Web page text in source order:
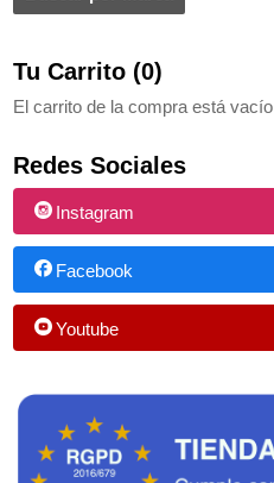
Tu Carrito (0)
El carrito de la compra está vacío
Redes Sociales
Instagram
Facebook
Youtube